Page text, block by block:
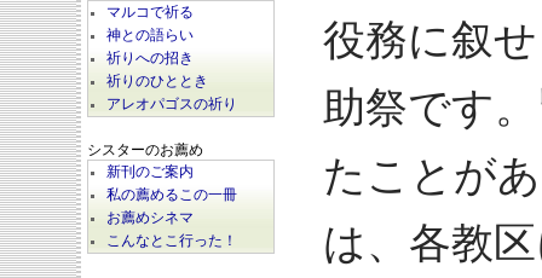
マルコで祈る
神との語らい
祈りへの招き
祈りのひととき
アレオパゴスの祈り
シスターのお薦め
新刊のご案内
私の薦めるこの一冊
お薦めシネマ
こんなとこ行った！
役務に叙
助祭です
たことが
は、各教